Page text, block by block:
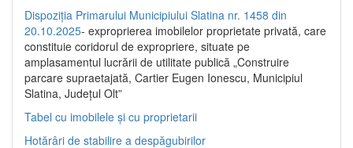
Dispoziția Primarului Municipiului Slatina nr. 1458 din
20.10.2025- exproprierea imobilelor proprietate privată, care
constituie coridorul de expropriere, situate pe
amplasamentul lucrării de utilitate publică „Construire
parcare supraetajată, Cartier Eugen Ionescu, Municipiul
Slatina, Județul Olt”
Tabel cu imobilele și cu proprietarii
Hotărâri de stabilire a despăgubirilor